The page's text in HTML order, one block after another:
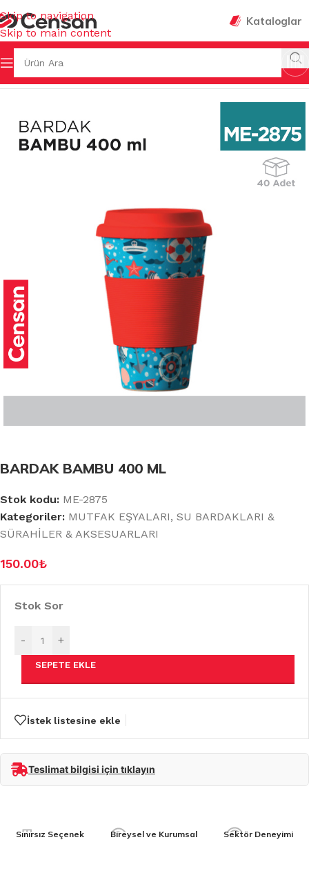
Skip to navigation
Skip to main content
Kataloglar
SU BARDAKLARI & SÜRAHİLER & AKSESUARLARI
BARDAK BAMBU 400 ML
Stok kodu: ME-2875
Kategoriler: MUTFAK EŞYALARI, SU BARDAKLARI &
SÜRAHİLER & AKSESUARLARI
150.00₺
Stok Sor
- +
SEPETE EKLE
İstek listesine ekle
Teslimat bilgisi için tıklayın
Sınırsız Seçenek Bireysel ve Kurumsal Sektör Deneyimi